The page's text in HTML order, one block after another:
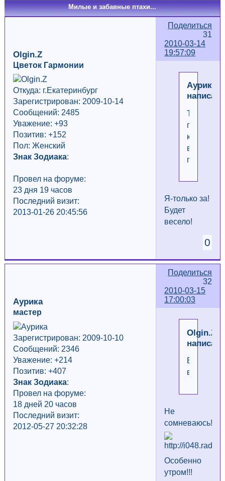
Милые и забавные птахи...
Поделиться
31
2010-03-14
19:57:09
Olgin.Z
Цветок Гармонии
Откуда: г.Екатеринбург
Зарегистрирован: 2009-10-14
Сообщений: 2485
Уважение: +93
Позитив: +152
Пол: Женский
Знак Зодиака:
Провел на форуме:
23 дня 19 часов
Последний визит:
2013-01-26 20:45:56
Аурика
Теперь
просит
купить
второго
попугая.
Я-только за!
Будет
весело!
0
Поделиться
32
2010-03-15
17:00:03
Аурика
мастер
Зарегистрирован: 2009-10-10
Сообщений: 2346
Уважение: +214
Позитив: +407
Знак Зодиака:
Провел на форуме:
18 дней 20 часов
Последний визит:
2012-05-27 20:32:28
Olgin.Z
Будет
весело!
Не
сомневаюсь!!!..
Особенно
утром!!!